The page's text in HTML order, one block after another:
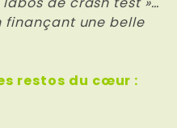
finançant une belle
restos du cœur :